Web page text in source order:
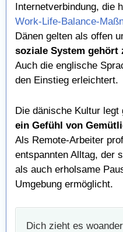
Internetverbindung, die
Work-Life-Balance-
Dänen gelten als offen
soziale System gehört
Auch die englische
den Einstieg erleichtert.
Die dänische Kultur legt
ein Gefühl von
Als Remote-Arbeiter
entspannten Alltag, der
als auch erholsame
Umgebung ermöglicht.
Dich zieht es